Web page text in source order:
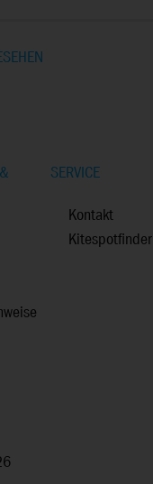
SERVICE
Kontakt
Kitespotfinder